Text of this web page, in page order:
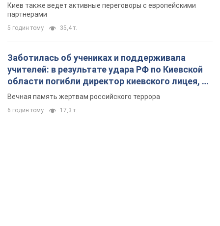
Киев также ведет активные переговоры с европейскими
партнерами
5 годин тому 35,4 т.
Заботилась об учениках и поддерживала
учителей: в результате удара РФ по Киевской
области погибли директор киевского лицея, её
муж и внук
Вечная память жертвам российского террора
6 годин тому 17,3 т.